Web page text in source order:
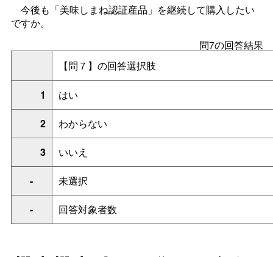
今後も「美味しまね認証産品」を継続して購入したい
ですか。
問7の回答結果
【問７】の回答選択肢
1 はい
2 わからない
3 いいえ
- 未選択
- 回答対象者数